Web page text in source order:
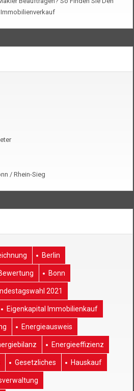
/ Rhein-Sieg
Berlin
Bonn
2021
Eigenkapital Immobilienkauf
Energieausweis
Energieeffizienz
Gesetzliches Hauskauf